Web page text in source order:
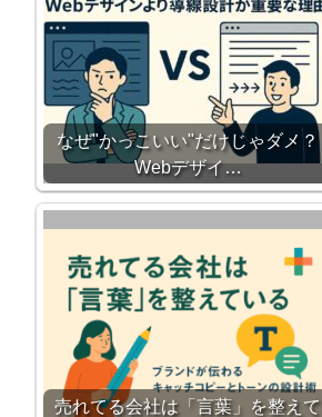
なぜ"かっこいい"だけじゃダメ？
Webデザイ…
売れてる会社は「言葉」を整えて